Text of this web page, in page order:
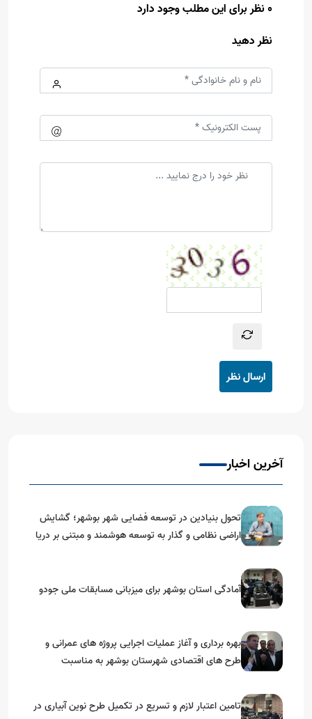
0 نظر برای این مطلب وجود دارد
نظر دهید
ارسال نظر
آخرین اخبار
تحول بنیادین در توسعه فضایی شهر بوشهر؛ گشایش
اراضی نظامی و گذار به توسعه هوشمند و مبتنی بر دریا
آمادگی استان بوشهر برای میزبانی مسابقات ملی جودو
بهره برداری و آغاز عملیات اجرایی پروژه های عمرانی و
طرح های اقتصادی شهرستان بوشهر به مناسبت
تامین اعتبار لازم و تسریع در تکمیل طرح نوین آبیاری در